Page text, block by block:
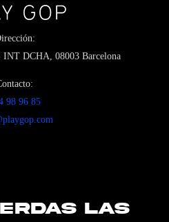
INT DCHA, 08003 Barcelona
98 96 85
LAS